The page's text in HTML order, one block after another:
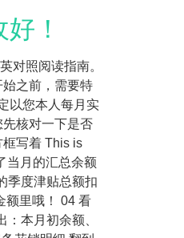
！
对照阅读指南。
之前，需要特
以您本人每月实
核对一下是否
写着 This is
当月的汇总余额
季度津贴总额扣
额里哦！ 04 看
本月初余额、